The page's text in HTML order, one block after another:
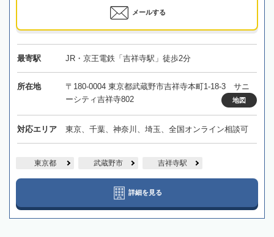
メールする
最寄駅 JR・京王電鉄「吉祥寺駅」徒歩2分
所在地
〒180-0004 東京都武蔵野市吉祥寺本町1-18-3 サニ
ーシティ吉祥寺802
地図
対応エリア 東京、千葉、神奈川、埼玉、全国オンライン相談可
東京都 武蔵野市 吉祥寺駅
詳細を見る